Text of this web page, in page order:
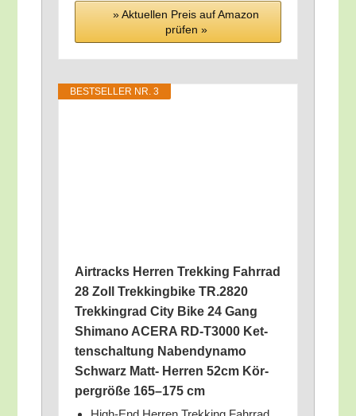
» Aktu­el­len Preis auf Ama­zon
prü­fen »
BEST­SEL­LER NR. 3
Air­tracks Her­ren Trek­king Fahr­rad
28 Zoll Trek­king­bike TR.2820
Trek­king­rad City Bike 24 Gang
Shi­ma­no ACERA RD-T3000 Ket­
ten­schal­tung Naben­dy­na­mo
Schwarz Matt- Her­ren 52cm Kör­
per­grö­ße 165–175 cm